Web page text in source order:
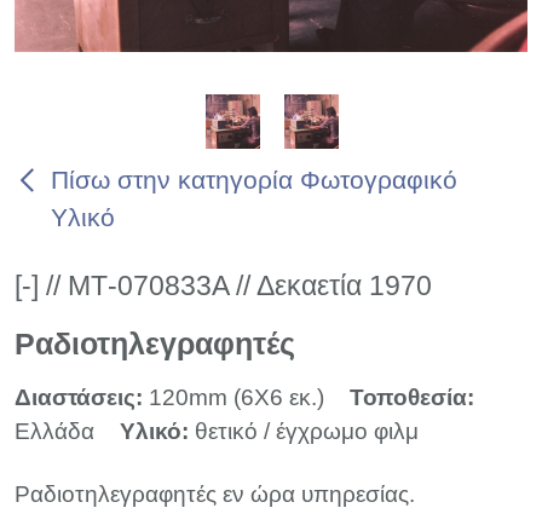
Πίσω στην κατηγορία Φωτογραφικό
Υλικό
[-] // ΜΤ-070833Α // Δεκαετία 1970
Ραδιοτηλεγραφητές
Διαστάσεις: 120mm (6X6 εκ.)
Τοποθεσία:
Ελλάδα
Υλικό: θετικό / έγχρωμο φιλμ
Ραδιοτηλεγραφητές εν ώρα υπηρεσίας.